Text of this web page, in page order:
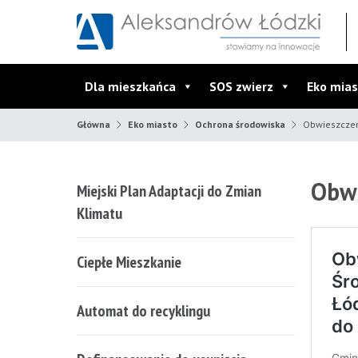
Dla mieszkańca SOS zwierz Eko
Główna Eko miasto Ochrona środowiska
Miejski Plan Adaptacji do Zmian
Klimatu
Ciepłe Mieszkanie
Automat do recyklingu